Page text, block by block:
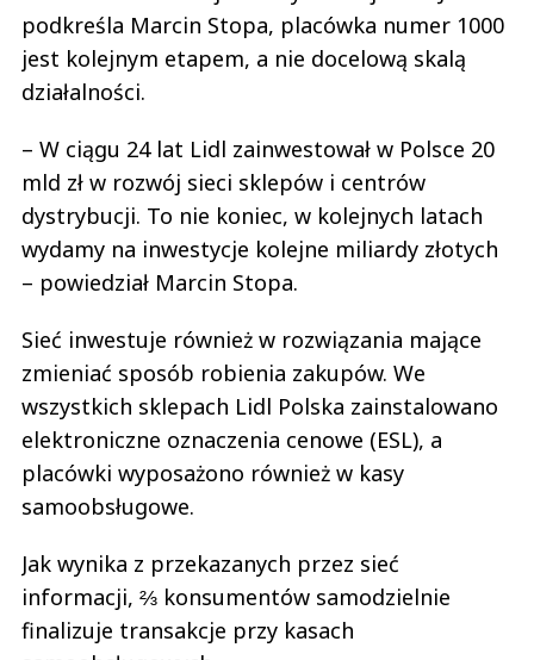
podkreśla Marcin Stopa, placówka numer 1000
jest kolejnym etapem, a nie docelową skalą
działalności.
– W ciągu 24 lat Lidl zainwestował w Polsce 20
mld zł w rozwój sieci sklepów i centrów
dystrybucji. To nie koniec, w kolejnych latach
wydamy na inwestycje kolejne miliardy złotych
– powiedział Marcin Stopa.
Sieć inwestuje również w rozwiązania mające
zmieniać sposób robienia zakupów. We
wszystkich sklepach Lidl Polska zainstalowano
elektroniczne oznaczenia cenowe (ESL), a
placówki wyposażono również w kasy
samoobsługowe.
Jak wynika z przekazanych przez sieć
informacji, ⅔ konsumentów samodzielnie
finalizuje transakcje przy kasach